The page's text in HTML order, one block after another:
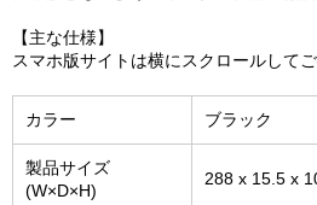
【主な仕様】
スマホ版サイトは横にスクロールして
カラー ブラック
製品サイズ
(W×D×H)
288 x 15.5 x